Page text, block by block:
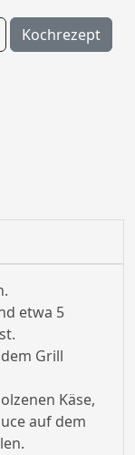
Kochrezept
etwa 5
Grill
Käse,
auf dem